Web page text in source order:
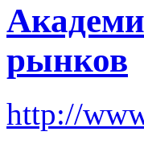
рынков
http://